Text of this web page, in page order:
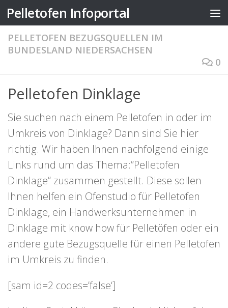
Zum Inhalt springen
Pelletofen Infoportal
PELLETOFEN BEZUGSQUELLEN IM
BUNDESLAND NIEDERSACHSEN
0
Pelletofen Dinklage
Sie suchen nach einem Pelletofen in oder im
Umkreis von Dinklage? Dann sind Sie hier
richtig. Wir haben Ihnen nachfolgend einige
Links rund um das Thema:“Pelletofen
Dinklage“ zusammen gestellt. Diese sollen
Ihnen helfen ein Ofenstudio für Pelletofen
Dinklage, ein Handwerksunternehmen in
Dinklage mit know how für Pelletöfen oder ein
andere gute Bezugsquelle für einen Pelletofen
im Umkreis zu finden.
[sam id=2 codes=’false‘]